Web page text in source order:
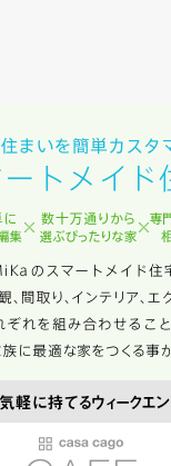
について一切責任を負
入力内容を送信する